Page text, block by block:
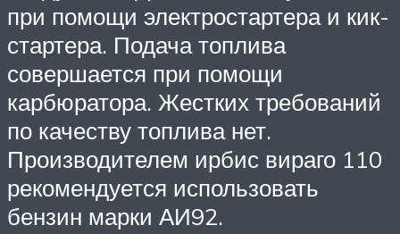
при помощи электростартера и кик-
стартера. Подача топлива
совершается при помощи
карбюратора. Жестких требований
по качеству топлива нет.
Производителем ирбис вираго 110
рекомендуется использовать
бензин марки АИ92.